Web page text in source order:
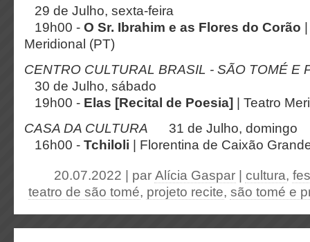
29 de Julho, sexta-feira
19h00 - O Sr. Ibrahim e as Flores do Corão
Meridional (PT)
CENTRO CULTURAL BRASIL - SÃO TOMÉ E
30 de Julho, sábado
19h00 - Elas [Recital de Poesia]
| Teatro
CASA DA CULTURA 31 de Julho, domingo
16h00 - Tchiloli | Florentina de Caixão
20.07.2022 | par Alícia Gaspar cultura,
teatro de são tomé, projeto recite, são tomé e